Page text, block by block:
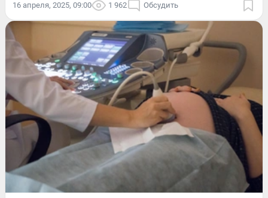
16 апреля, 2025, 09:00 1 962 Обсудить